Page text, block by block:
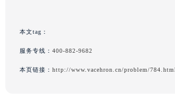
本文tag：
服务专线： 400-882-9682
本页链接： http://www.vacehron.cn/problem/